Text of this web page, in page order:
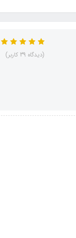
(دیدگاه 39 کاربر)